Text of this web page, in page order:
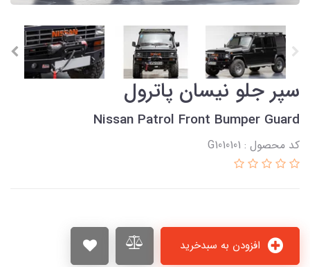
سپر جلو نیسان پاترول
Nissan Patrol Front Bumper Guard
کد محصول : G1010101